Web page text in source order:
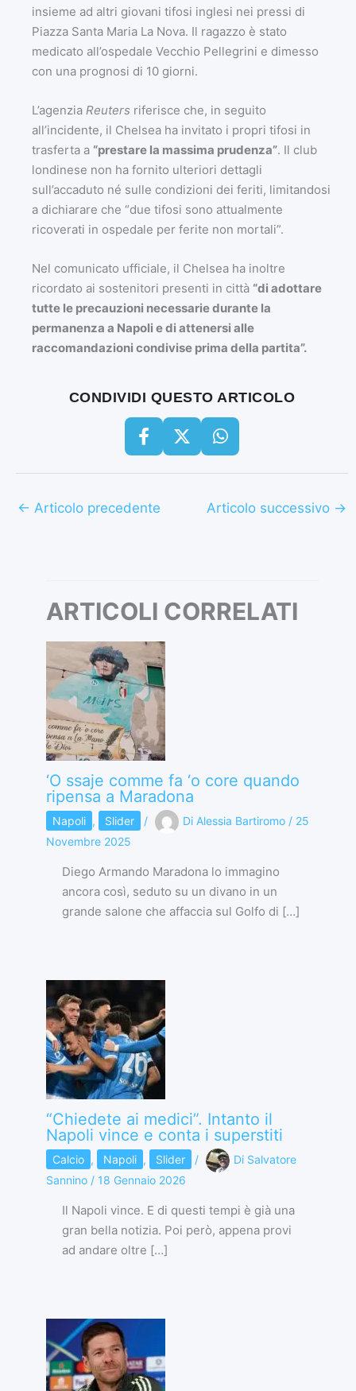
insieme ad altri giovani tifosi inglesi nei pressi di
Piazza Santa Maria La Nova. Il ragazzo è stato
medicato all’ospedale Vecchio Pellegrini e dimesso
con una prognosi di 10 giorni.
L’agenzia Reuters riferisce che, in seguito
all’incidente, il Chelsea ha invitato i propri tifosi in
trasferta a “prestare la massima prudenza”. Il club
londinese non ha fornito ulteriori dettagli
sull’accaduto né sulle condizioni dei feriti, limitandosi
a dichiarare che “due tifosi sono attualmente
ricoverati in ospedale per ferite non mortali”.
Nel comunicato ufficiale, il Chelsea ha inoltre
ricordato ai sostenitori presenti in città “di adottare
tutte le precauzioni necessarie durante la
permanenza a Napoli e di attenersi alle
raccomandazioni condivise prima della partita”.
CONDIVIDI QUESTO ARTICOLO
← Articolo precedente Articolo successivo →
ARTICOLI CORRELATI
‘O ssaje comme fa ‘o core quando
ripensa a Maradona
Napoli , Slider / Di Alessia Bartiromo / 25
Novembre 2025
Diego Armando Maradona lo immagino
ancora così, seduto su un divano in un
grande salone che affaccia sul Golfo di […]
“Chiedete ai medici”. Intanto il
Napoli vince e conta i superstiti
Calcio , Napoli , Slider / Di Salvatore
Sannino / 18 Gennaio 2026
Il Napoli vince. E di questi tempi è già una
gran bella notizia. Poi però, appena provi
ad andare oltre […]